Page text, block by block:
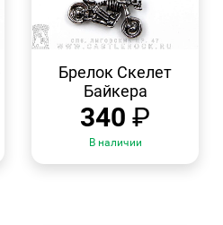
ПРОСМОТР
Брелок Скелет
Байкера
340 ₽
В наличии